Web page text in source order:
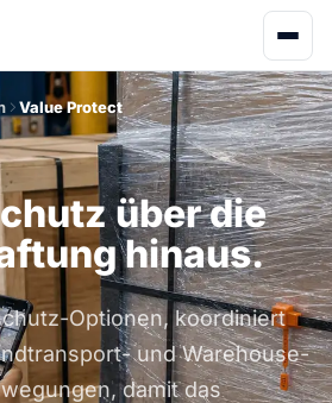
Value Protect
über die
hinaus.
Optionen, koordiniert
und Warehouse-
damit das